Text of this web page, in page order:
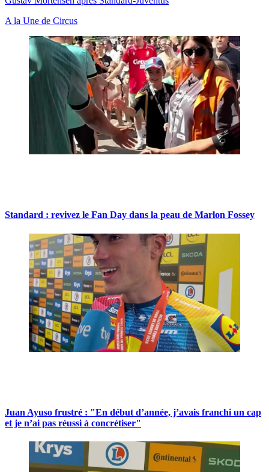
A la Une de Circus
Standard : revivez le Fan Day dans la peau de Marlon Fossey
Juan Ayuso frustré : "En début d’année, j’avais franchi un cap
et je n’ai pas réussi à concrétiser"